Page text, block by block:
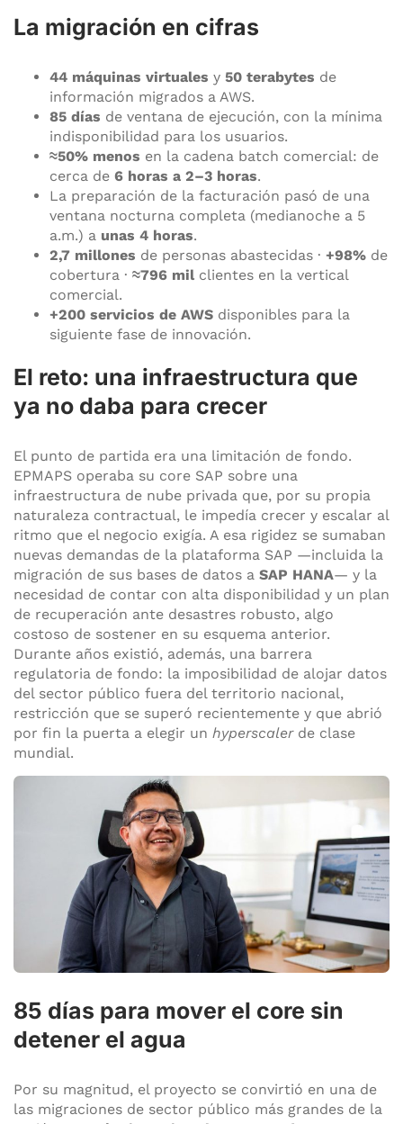
La migración en cifras
44 máquinas virtuales y 50 terabytes de
información migrados a AWS.
85 días de ventana de ejecución, con la mínima
indisponibilidad para los usuarios.
≈50% menos en la cadena batch comercial: de
cerca de 6 horas a 2–3 horas.
La preparación de la facturación pasó de una
ventana nocturna completa (medianoche a 5
a.m.) a unas 4 horas.
2,7 millones de personas abastecidas · +98% de
cobertura · ≈796 mil clientes en la vertical
comercial.
+200 servicios de AWS disponibles para la
siguiente fase de innovación.
El reto: una infraestructura que
ya no daba para crecer
El punto de partida era una limitación de fondo.
EPMAPS operaba su core SAP sobre una
infraestructura de nube privada que, por su propia
naturaleza contractual, le impedía crecer y escalar al
ritmo que el negocio exigía. A esa rigidez se sumaban
nuevas demandas de la plataforma SAP —incluida la
migración de sus bases de datos a SAP HANA— y la
necesidad de contar con alta disponibilidad y un plan
de recuperación ante desastres robusto, algo
costoso de sostener en su esquema anterior.
Durante años existió, además, una barrera
regulatoria de fondo: la imposibilidad de alojar datos
del sector público fuera del territorio nacional,
restricción que se superó recientemente y que abrió
por fin la puerta a elegir un hyperscalerde clase
mundial.
85 días para mover el core sin
detener el agua
Por su magnitud, el proyecto se convirtió en una de
las migraciones de sector público más grandes de la